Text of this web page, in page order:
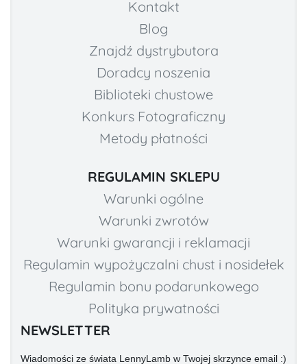
Kontakt
Blog
Znajdź dystrybutora
Doradcy noszenia
Biblioteki chustowe
Konkurs Fotograficzny
Metody płatności
REGULAMIN SKLEPU
Warunki ogólne
Warunki zwrotów
Warunki gwarancji i reklamacji
Regulamin wypożyczalni chust i nosidełek
Regulamin bonu podarunkowego
Polityka prywatności
NEWSLETTER
Wiadomości ze świata LennyLamb w Twojej skrzynce email :)